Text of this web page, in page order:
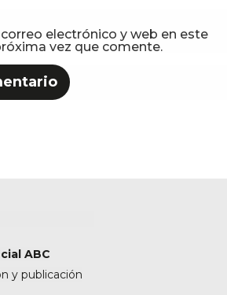
electrónico y web en este
vez que comente.
ABC
y publicación